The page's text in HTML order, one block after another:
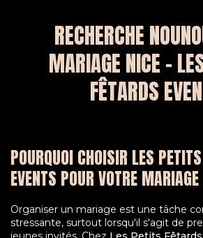
RECHERCHE
MARIAGE NICE -
FÊTARDS
POURQUOI CHOISIR LES
EVENTS POUR VOTRE
Organiser un mariage est une tâche
stressante, surtout lorsqu'il s'agit de